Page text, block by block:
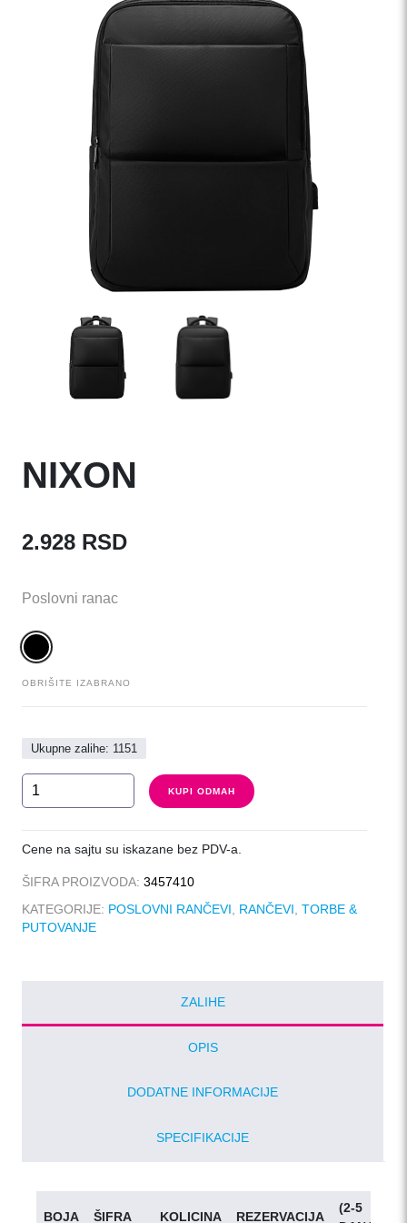
NIXON
2.928 RSD
Poslovni ranac
OBRIŠITE IZABRANO
Ukupne zalihe: 1151
NIXON
količina
KUPI ODMAH
Cene na sajtu su iskazane bez PDV-a.
ŠIFRA PROIZVODA: 3457410
KATEGORIJE: POSLOVNI RANČEVI , RANČEVI , TORBE &
PUTOVANJE
ZALIHE
OPIS
DODATNE INFORMACIJE
SPECIFIKACIJE
BOJA ŠIFRA KOLICINA REZERVACIJA
(2-5